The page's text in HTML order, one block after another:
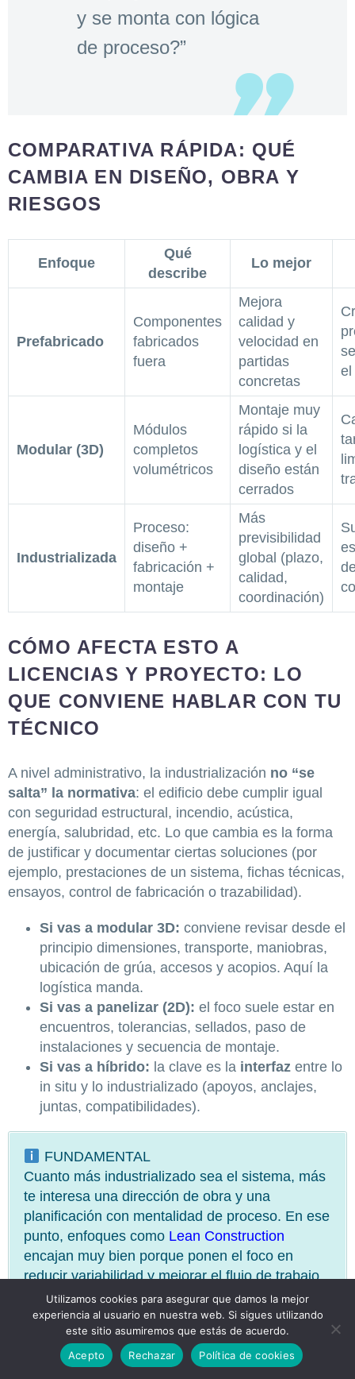
y se monta con lógica
de proceso?”
COMPARATIVA RÁPIDA: QUÉ
CAMBIA EN DISEÑO, OBRA Y
RIESGOS
Enfoque
Qué
describe
Lo mejor
Prefabricado
Componentes
fabricados
fuera
Mejora
calidad y
velocidad en
partidas
concretas
el
Modular (3D)
Módulos
completos
volumétricos
Montaje muy
rápido si la
logística y el
diseño están
cerrados
Industrializada
Proceso:
diseño +
fabricación +
montaje
Más
previsibilidad
global (plazo,
calidad,
coordinación)
CÓMO AFECTA ESTO A
LICENCIAS Y PROYECTO: LO
QUE CONVIENE HABLAR CON TU
TÉCNICO
A nivel administrativo, la industrialización no “se
salta” la normativa: el edificio debe cumplir igual
con seguridad estructural, incendio, acústica,
energía, salubridad, etc. Lo que cambia es la forma
de justificar y documentar ciertas soluciones (por
ejemplo, prestaciones de un sistema, fichas técnicas,
ensayos, control de fabricación o trazabilidad).
Si vas a modular 3D: conviene revisar desde el
principio dimensiones, transporte, maniobras,
ubicación de grúa, accesos y acopios. Aquí la
logística manda.
Si vas a panelizar (2D): el foco suele estar en
encuentros, tolerancias, sellados, paso de
instalaciones y secuencia de montaje.
Si vas a híbrido: la clave es la interfaz entre lo
in situ y lo industrializado (apoyos, anclajes,
juntas, compatibilidades).
FUNDAMENTAL
Cuanto más industrializado sea el sistema, más
te interesa una dirección de obra y una
planificación con mentalidad de proceso. En ese
punto, enfoques como Lean Construction
encajan muy bien porque ponen el foco en
reducir variabilidad y mejorar el flujo de trabajo.
GUÍA RÁPIDA PARA ELEGIR
ENFOQUE
Utilizamos cookies para asegurar que damos la mejor
experiencia al usuario en nuestra web. Si sigues utilizando
este sitio asumiremos que estás de acuerdo.
Acepto
Rechazar Política de cookies